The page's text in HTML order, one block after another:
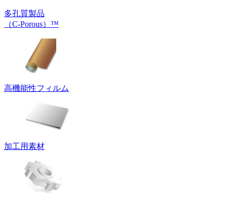
多孔質製品
（C-Porous）™
高機能性フィルム
加工用素材